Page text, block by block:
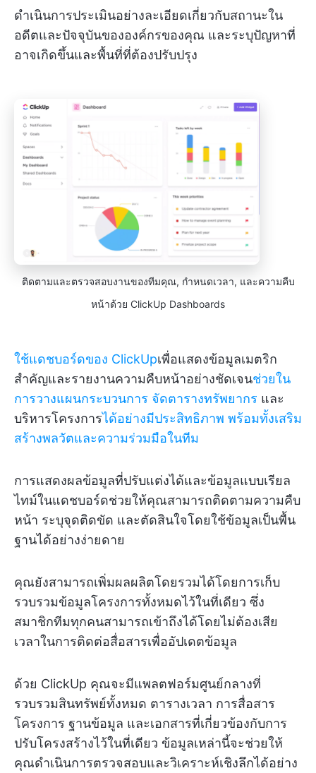
ดำเนินการประเมินอย่างละเอียดเกี่ยวกับสถานะใน
อดีตและปัจจุบันขององค์กรของคุณ และระบุปัญหาที่
อาจเกิดขึ้นและพื้นที่ที่ต้องปรับปรุง
ติดตามและตรวจสอบงานของทีมคุณ, กำหนดเวลา, และความคืบ
หน้าด้วย ClickUp Dashboards
ใช้แดชบอร์ดของ ClickUpเพื่อแสดงข้อมูลเมตริก
สำคัญและรายงานความคืบหน้าอย่างชัดเจนช่วยใน
การวางแผนกระบวนการ จัดตารางทรัพยากร และ
บริหารโครงการได้อย่างมีประสิทธิภาพ พร้อมทั้งเสริม
สร้างพลวัตและความร่วมมือในทีม
การแสดงผลข้อมูลที่ปรับแต่งได้และข้อมูลแบบเรียล
ไทม์ในแดชบอร์ดช่วยให้คุณสามารถติดตามความคืบ
หน้า ระบุจุดติดขัด และตัดสินใจโดยใช้ข้อมูลเป็นพื้น
ฐานได้อย่างง่ายดาย
คุณยังสามารถเพิ่มผลผลิตโดยรวมได้โดยการเก็บ
รวบรวมข้อมูลโครงการทั้งหมดไว้ในที่เดียว ซึ่ง
สมาชิกทีมทุกคนสามารถเข้าถึงได้โดยไม่ต้องเสีย
เวลาในการติดต่อสื่อสารเพื่ออัปเดตข้อมูล
ด้วย ClickUp คุณจะมีแพลตฟอร์มศูนย์กลางที่
รวบรวมสินทรัพย์ทั้งหมด ตารางเวลา การสื่อสาร
โครงการ ฐานข้อมูล และเอกสารที่เกี่ยวข้องกับการ
ปรับโครงสร้างไว้ในที่เดียว ข้อมูลเหล่านี้จะช่วยให้
คุณดำเนินการตรวจสอบและวิเคราะห์เชิงลึกได้อย่าง